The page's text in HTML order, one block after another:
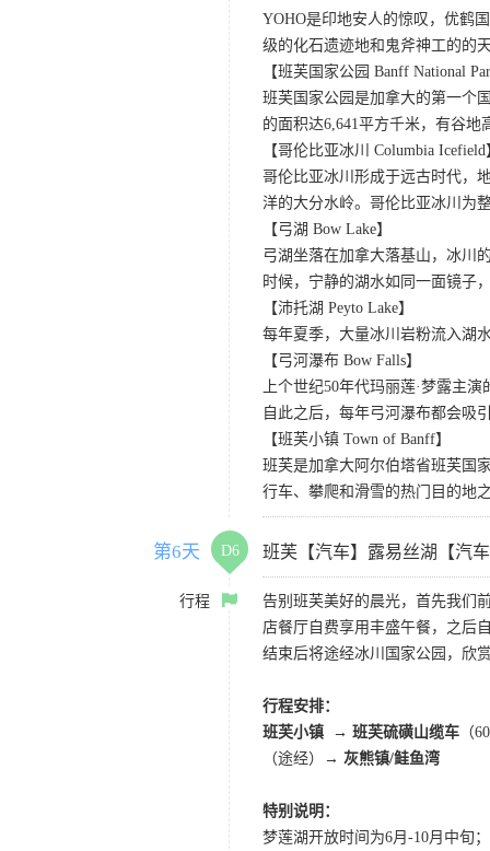
YOHO是印地安人的惊叹，优鹤
级的化石遗迹地和鬼斧神工的的
【班芙国家公园 Banff National
班芙国家公园是加拿大的第一个
的面积达6,641平方千米，有谷
【哥伦比亚冰川 Columbia Icefield
哥伦比亚冰川形成于远古时代，
洋的大分水岭。哥伦比亚冰川为
【弓湖 Bow Lake】
弓湖坐落在加拿大落基山，冰川
时候，宁静的湖水如同一面镜子
【沛托湖 Peyto Lake】
每年夏季，大量冰川岩粉流入湖
【弓河瀑布 Bow Falls】
上个世纪50年代玛丽莲·梦露主
自此之后，每年弓河瀑布都会吸
【班芙小镇 Town of Banff】
班芙是加拿大阿尔伯塔省班芙国
行车、攀爬和滑雪的热门目的地
第6天 D6 班芙【汽车】露易丝湖【汽
行程
告别班芙美好的晨光，首先我们
店餐厅自费享用丰盛午餐，之后
结束后将途经冰川国家公园，欣
行程安排：
班芙小镇 → 班芙硫磺山缆车 （
（途经）
→ 灰熊镇/鲑鱼湾
特别说明：
梦莲湖开放时间为6月-10月中旬